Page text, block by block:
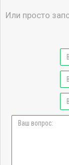
Или просто